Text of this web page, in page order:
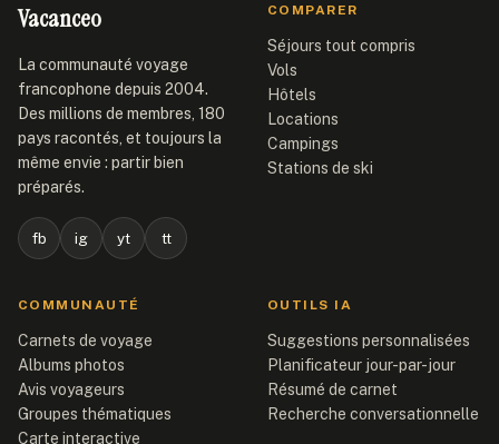
Vacanceo
La communauté voyage
francophone depuis 2004.
Des millions de membres, 180
pays racontés, et toujours la
même envie : partir bien
préparés.
fb ig yt tt
COMPARER
Séjours tout compris
Vols
Hôtels
Locations
Campings
Stations de ski
COMMUNAUTÉ
Carnets de voyage
Albums photos
Avis voyageurs
Groupes thématiques
Carte interactive
OUTILS IA
Suggestions personnalisées
Planificateur jour-par-jour
Résumé de carnet
Recherche conversationnelle